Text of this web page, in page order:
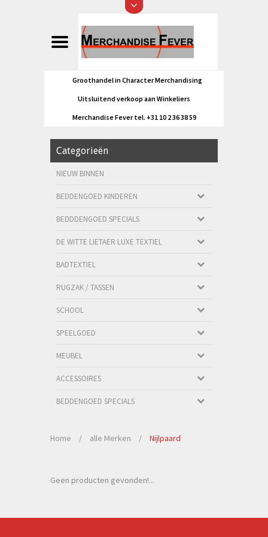
Groothandel in Character Merchandising
Uitsluitend verkoop aan Winkeliers
Merchandise Fever tel. +31 10 2 36 38 59
Categorieën
NIEUW BINNEN
BEDDENGOED KINDEREN
BEDDDENGOED SPECIALS
DE WITTE LIETAER LUXE TEXTIEL
BADTEXTIEL
RUGZAK / TASSEN
SCHOOL
SPEELGOED
MEUBEL
ACCESSOIRES
BEDDENGOED SPECIALS
Home / alle Merken / Nijlpaard
Geen producten gevonden!...